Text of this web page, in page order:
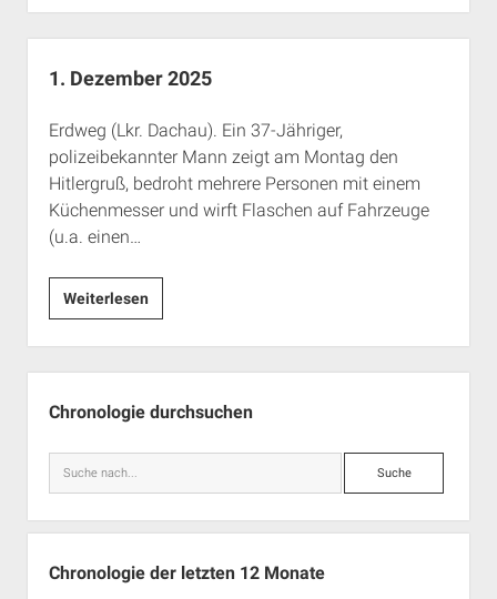
2025
1. Dezember 2025
Erdweg (Lkr. Dachau). Ein 37-Jähriger,
polizeibekannter Mann zeigt am Montag den
Hitlergruß, bedroht mehrere Personen mit einem
Küchenmesser und wirft Flaschen auf Fahrzeuge
(u.a. einen…
Weiterlesen1.
Dezember
2025
Chronologie durchsuchen
Suche
Chronologie der letzten 12 Monate